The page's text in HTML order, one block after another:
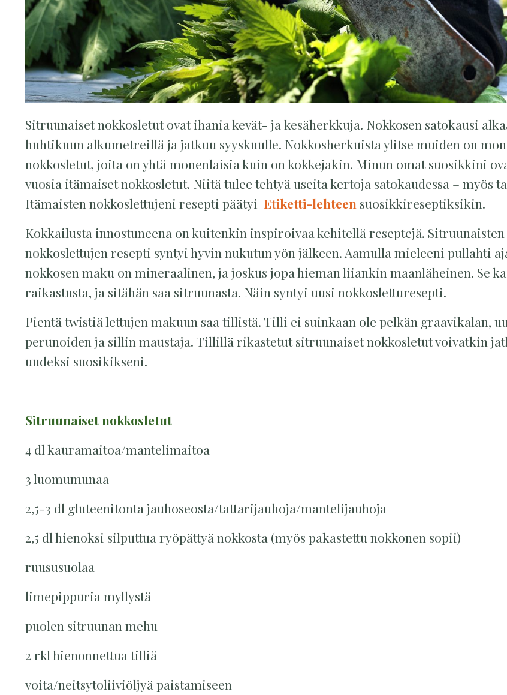
Sitruunaiset nokkosletut ovat ihania kevät- ja kesäherkkuja. Nokkosen satokausi
huhtikuun alkumetreillä ja jatkuu syyskuulle. Nokkosherkuista ylitse muiden on
nokkosletut, joita on yhtä monenlaisia kuin on kokkejakin. Minun omat suosikkini
vuosia itämaiset nokkosletut. Niitä tulee tehtyä useita kertoja satokaudessa – myös
Itämaisten nokkoslettujeni resepti päätyi Etiketti-lehteen suosikkireseptiksikin.
Kokkailusta innostuneena on kuitenkin inspiroivaa kehitellä reseptejä. Sitruunaisten
nokkoslettujen resepti syntyi hyvin nukutun yön jälkeen. Aamulla mieleeni pullahti
nokkosen maku on mineraalinen, ja joskus jopa hieman liiankin maanläheinen. Se
raikastusta, ja sitähän saa sitruunasta. Näin syntyi uusi nokkosletturesepti.
Pientä twistiä lettujen makuun saa tillistä. Tilli ei suinkaan ole pelkän graavikalan,
perunoiden ja sillin maustaja. Tillillä rikastetut sitruunaiset nokkosletut voivatkin
uudeksi suosikikseni.
Sitruunaiset nokkosletut
4 dl kauramaitoa/mantelimaitoa
3 luomumunaa
2,5-3 dl gluteenitonta jauhoseosta/tattarijauhoja/mantelijauhoja
2,5 dl hienoksi silputtua ryöpättyä nokkosta (myös pakastettu nokkonen sopii)
ruususuolaa
limepippuria myllystä
puolen sitruunan mehu
2 rkl hienonnettua tilliä
voita/neitsytoliiviöljyä paistamiseen